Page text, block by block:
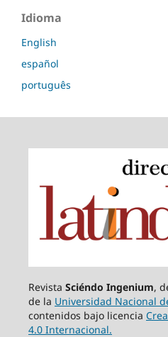
Idioma
English
español
português
Revista Sciéndo Ingenium,
de la Universidad Nacional
contenidos bajo licencia
4.0 Internacional.